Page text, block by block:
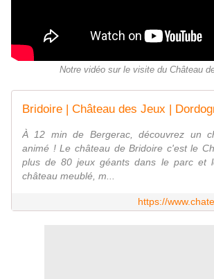
Notre vidéo sur le visite du Château
Bridoire | Château des Jeux |
À 12 min de Bergerac, découvrez un
animé ! Le château de Bridoire c'est le
plus de 80 jeux géants dans le parc et
château meublé, m...
https://